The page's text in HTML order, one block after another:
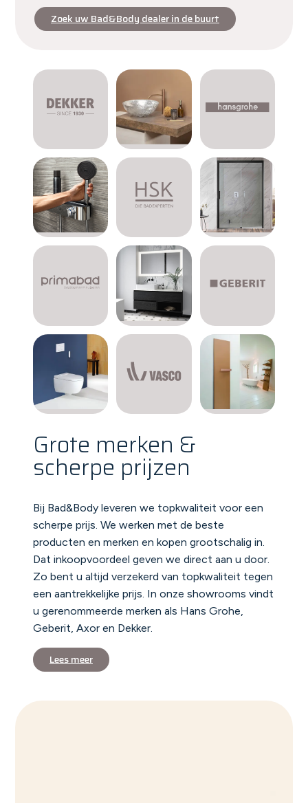
Zoek uw Bad&Body dealer in de buurt
Grote merken &
scherpe prijzen
Bij Bad&Body leveren we topkwaliteit voor een
scherpe prijs. We werken met de beste
producten en merken en kopen grootschalig in.
Dat inkoopvoordeel geven we direct aan u door.
Zo bent u altijd verzekerd van topkwaliteit tegen
een aantrekkelijke prijs. In onze showrooms vindt
u gerenommeerde merken als Hans Grohe,
Geberit, Axor en Dekker.
Lees meer